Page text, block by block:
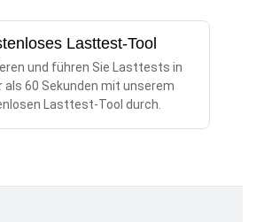
Lasttest-Tool
und führen Sie Lasttests in
als 60 Sekunden mit unserem
Lasttest-Tool durch.